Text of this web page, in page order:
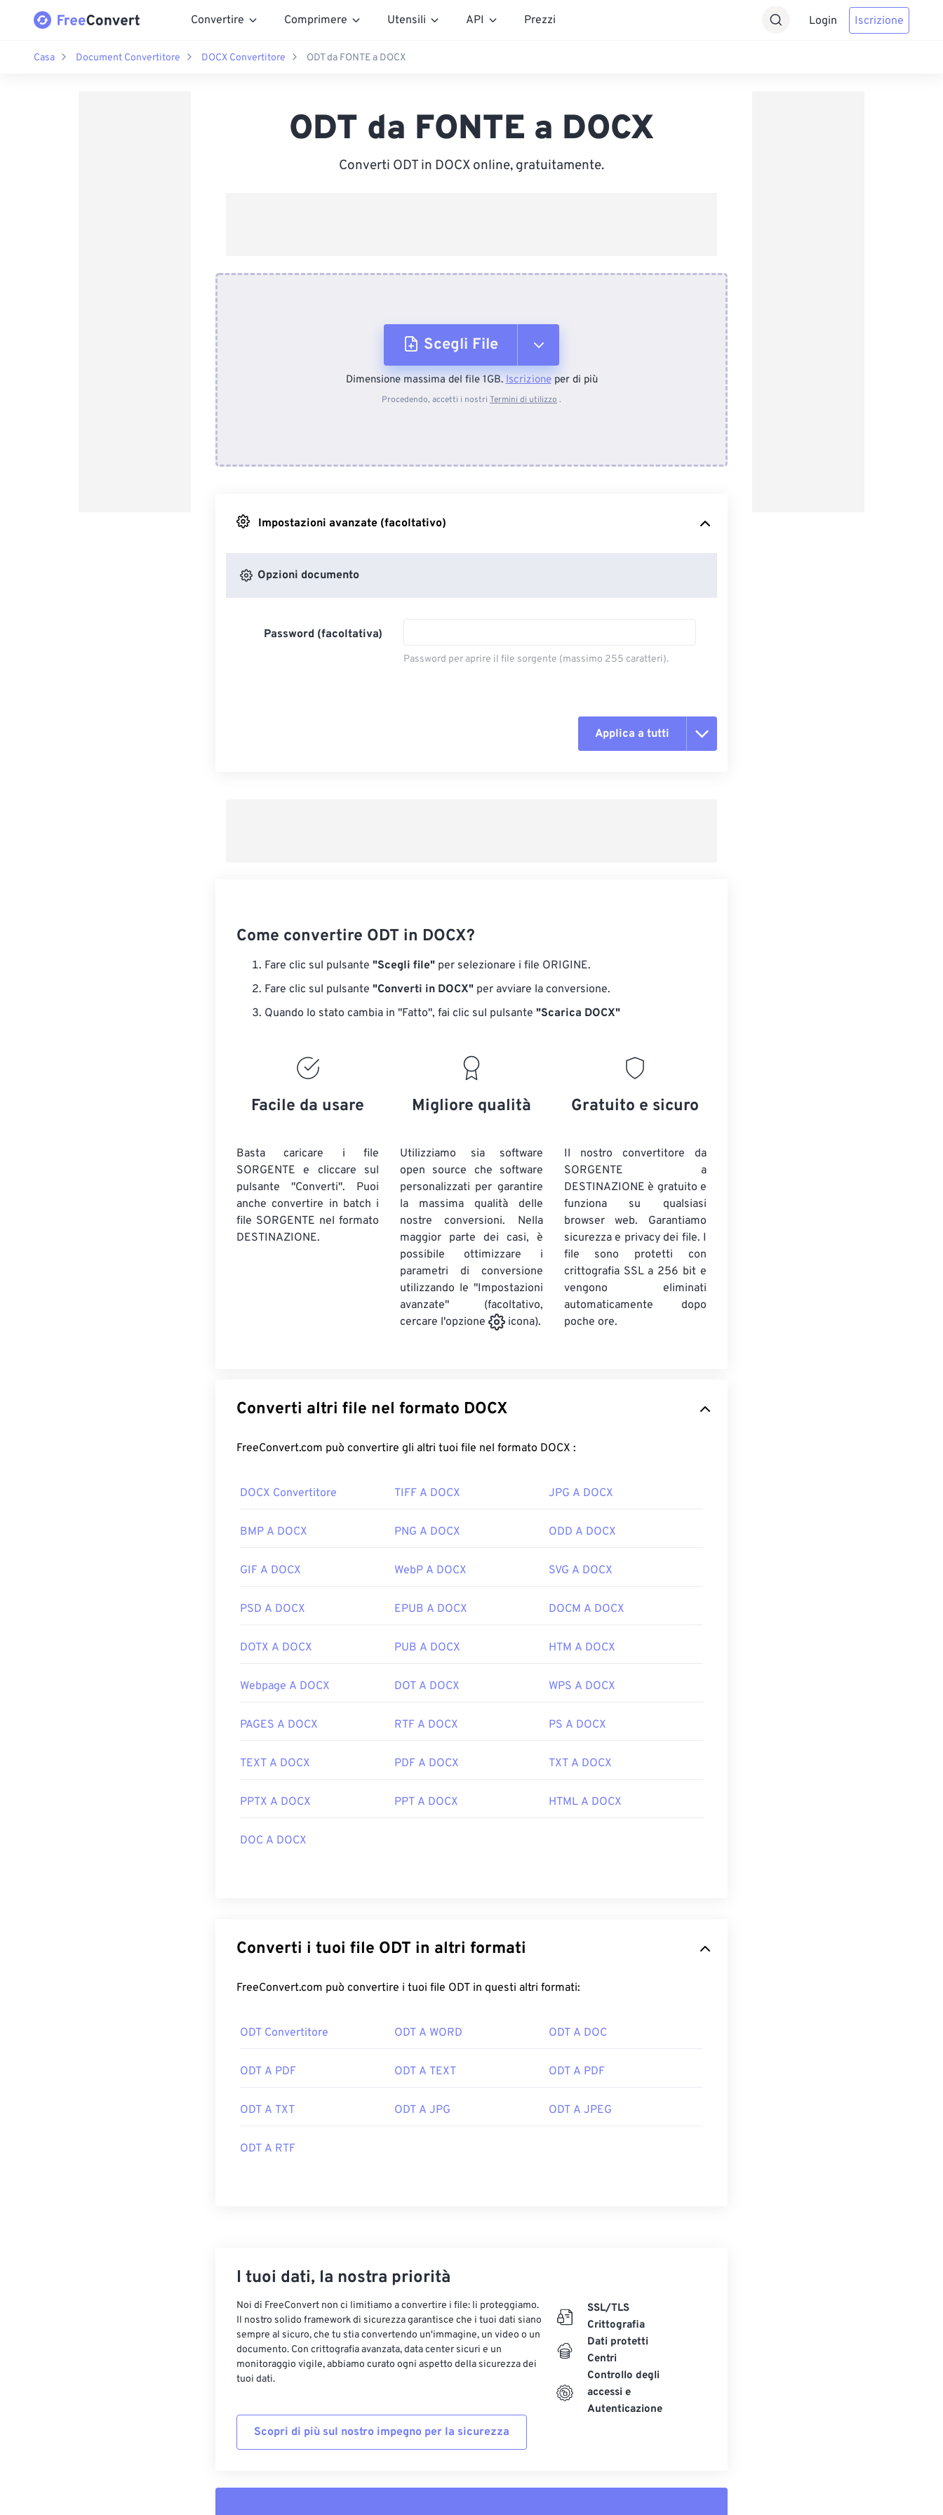
Convertire Comprimere Utensili API Prezzi Login Iscrizione
Casa Document Convertitore DOCX Convertitore ODT da FONTE a DOCX
ODT da FONTE a DOCX
Converti ODT in DOCX online, gratuitamente.
Scegli File
Dal dispositivo
Dimensione massima del file 1GB.Iscrizioneper di più
Procedendo, accetti i nostri Termini di utilizzo .
Impostazioni avanzate (facoltativo)
Opzioni documento
Password (facoltativa)
Password per aprire il file sorgente (massimo 255 caratteri).
Applica a tutti
Come convertire ODT in DOCX?
Fare clic sul pulsante "Scegli file" per selezionare i file ORIGINE.
Fare clic sul pulsante "Converti in DOCX" per avviare la conversione.
Quando lo stato cambia in "Fatto", fai clic sul pulsante "Scarica DOCX"
Facile da usare
Basta caricare i file
SORGENTE e cliccare sul
pulsante "Converti". Puoi
anche convertire in batch i
file SORGENTE nel formato
DESTINAZIONE.
Migliore qualità
Utilizziamo sia software
open source che software
personalizzati per garantire
la massima qualità delle
nostre conversioni. Nella
maggior parte dei casi, è
possibile ottimizzare i
parametri di conversione
utilizzando le "Impostazioni
avanzate" (facoltativo,
cercare l'opzione
icona).
Gratuito e sicuro
Il nostro convertitore da
SORGENTE a
DESTINAZIONE è gratuito e
funziona su qualsiasi
browser web. Garantiamo
sicurezza e privacy dei file. I
file sono protetti con
crittografia SSL a 256 bit e
vengono eliminati
automaticamente dopo
poche ore.
Converti altri file nel formato DOCX
FreeConvert.com può convertire gli altri tuoi file nel formato DOCX :
DOCX Convertitore TIFF A DOCX JPG A DOCX
BMP A DOCX PNG A DOCX ODD A DOCX
GIF A DOCX WebP A DOCX SVG A DOCX
PSD A DOCX EPUB A DOCX DOCM A DOCX
DOTX A DOCX PUB A DOCX HTM A DOCX
Webpage A DOCX DOT A DOCX WPS A DOCX
PAGES A DOCX RTF A DOCX PS A DOCX
TEXT A DOCX PDF A DOCX TXT A DOCX
PPTX A DOCX PPT A DOCX HTML A DOCX
DOC A DOCX
Converti i tuoi file ODT in altri formati
FreeConvert.com può convertire i tuoi file ODT in questi altri formati:
ODT Convertitore ODT A WORD ODT A DOC
ODT A PDF ODT A TEXT ODT A PDF
ODT A TXT ODT A JPG ODT A JPEG
ODT A RTF
I tuoi dati, la nostra priorità
Noi di FreeConvert non ci limitiamo a convertire i file: li proteggiamo.
Il nostro solido framework di sicurezza garantisce che i tuoi dati siano
sempre al sicuro, che tu stia convertendo un'immagine, un video o un
documento. Con crittografia avanzata, data center sicuri e un
monitoraggio vigile, abbiamo curato ogni aspetto della sicurezza dei
tuoi dati.
Scopri di più sul nostro impegno per la sicurezza
SSL/TLS
Crittografia
Dati protetti
Centri
Controllo degli
accessi e
Autenticazione